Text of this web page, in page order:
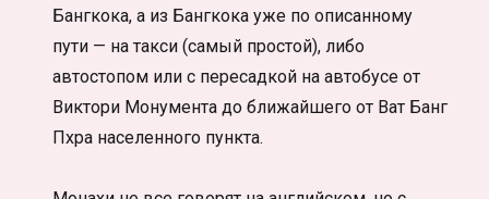
Бангкока, а из Бангкока уже по описанному
пути — на такси (самый простой), либо
автостопом или с пересадкой на автобусе от
Виктори Монумента до ближайшего от Ват Банг
Пхра населенного пункта.